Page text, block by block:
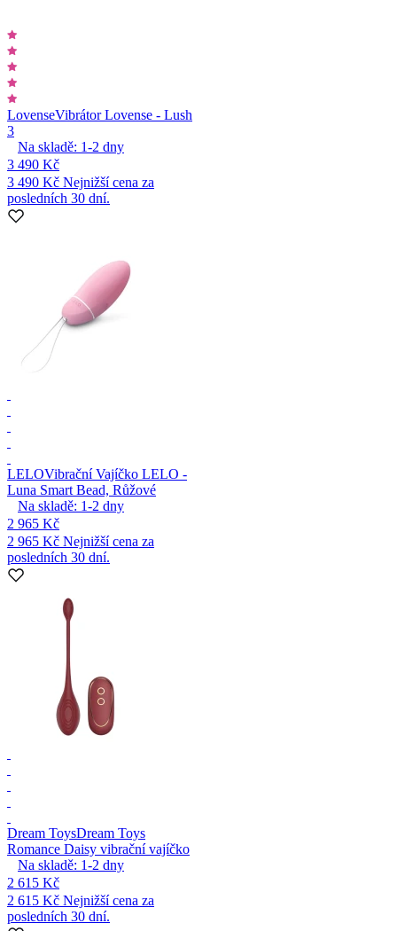
LovenseVibrátor Lovense - Lush
3
Na skladě: 1-2 dny
3 490 Kč
3 490 Kč Nejnižší cena za
posledních 30 dní.
LELOVibrační Vajíčko LELO -
Luna Smart Bead, Růžové
Na skladě: 1-2 dny
2 965 Kč
2 965 Kč Nejnižší cena za
posledních 30 dní.
Dream ToysDream Toys
Romance Daisy vibrační vajíčko
Na skladě: 1-2 dny
2 615 Kč
2 615 Kč Nejnižší cena za
posledních 30 dní.